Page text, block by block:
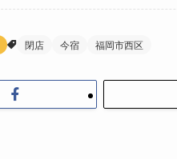
閉店 今宿 福岡市西区